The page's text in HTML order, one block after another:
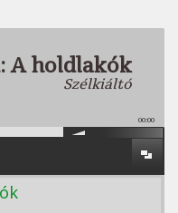
A holdlakók
Szélkiáltó
00:00